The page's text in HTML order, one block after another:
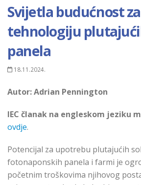
Svijetla budućnost za
tehnologiju
panela
18.11.2024.
Autor:Adrian Pennington
IEC članak na engleskom jeziku
ovdje.
Potencijal za upotrebu plutajućih
fotonaponskih panela i farmi je
početnim troškovima njihovog